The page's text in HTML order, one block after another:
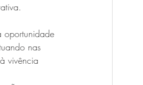
oportunidade
nas
vivência